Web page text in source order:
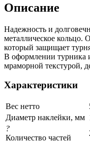
Описание
Надежность и
металлическое
который защищает
В оформлении турника
мраморной текстурой,
Характеристики
Вес нетто
Диаметр наклейки, мм
?
Количество частей